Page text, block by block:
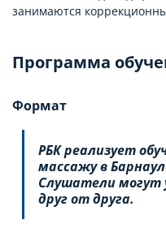
занимаются
Программа
Формат
РБК реализует
массажу в
Слушатели могут
друг от друга.